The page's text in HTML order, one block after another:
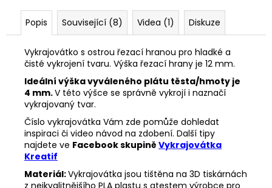
Popis Související (8) Videa (1) Diskuze
Vykrajovátko s ostrou řezací hranou pro hladké a
čisté vykrojení tvaru. Výška řezací hrany je 12 mm.
Ideální výška vyváleného plátu těsta/hmoty je
4 mm.V této výšce se správně vykrojí i naznačí
vykrajovaný tvar.
Číslo vykrajovátka Vám zde pomůže dohledat
inspiraci či video návod na zdobení. Další tipy
najdete ve Facebook skupině Vykrajovátka
Kreatif
Materiál:Vykrajovátka jsou tištěna na 3D tiskárnách
z nejkvalitnějšího PLA plastu s atestem výrobce pro
VYKRAJOVÁTKA
ZAJÍČCI
#1515
49